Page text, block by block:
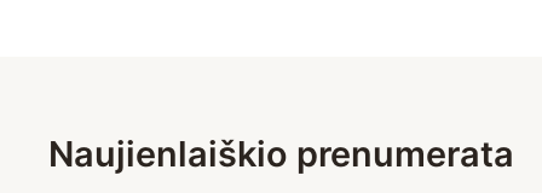
Naujienlaiškio prenumerata